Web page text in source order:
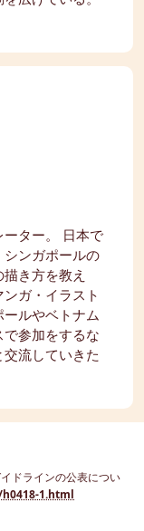
ター。 日本で
ンガポールの
き方を教え
ガ・イラスト
ルやベトナム
参加をするな
流していきた
ドラインの公表につい
1.html